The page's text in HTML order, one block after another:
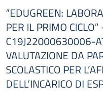
“EDUGREEN:
PER IL PRIMO
C19J22000630006-
VALUTAZIONE DA
SCOLASTICO PER
DELL’INCARICO DI